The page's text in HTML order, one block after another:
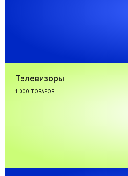
Телевизоры
1 000 ТОВАРОВ